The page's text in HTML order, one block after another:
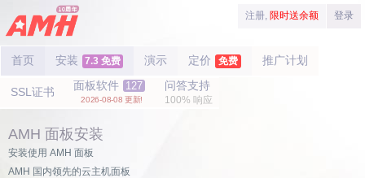
注册, 限时送余额 登录
首页 安装 7.3 免费 演示 定价 免费 推广计划
SSL证书 面板软件 127
2026-08-08 更新!
问答支持
100% 响应
AMH 面板安装
安装使用 AMH 面板
AMH 国内领先的云主机面板